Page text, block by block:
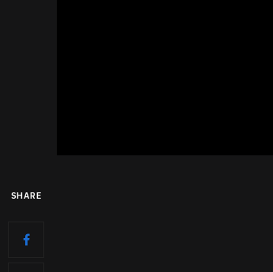
SHARE